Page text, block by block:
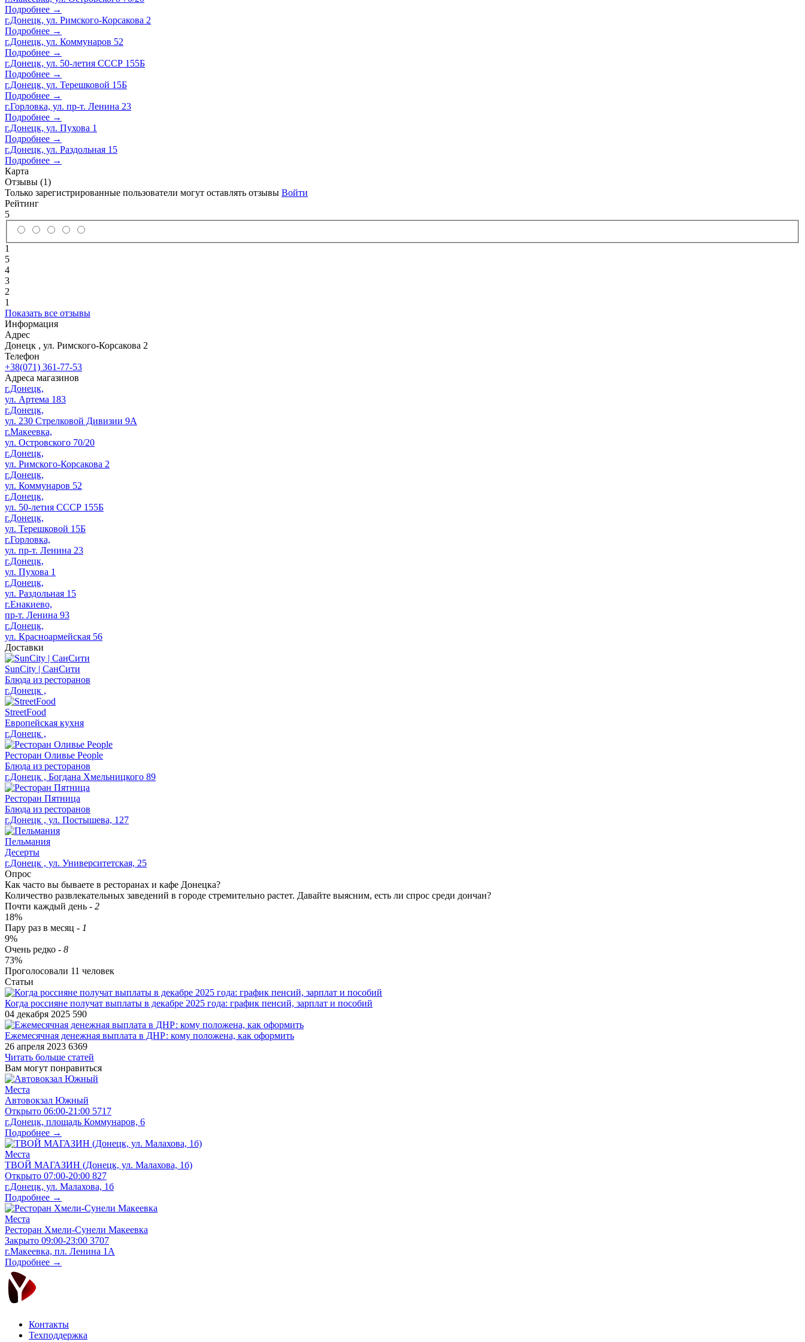
Подробнее →
г.Донецк, ул. Римского-Корсакова 2
Подробнее →
г.Донецк, ул. Коммунаров 52
Подробнее →
г.Донецк, ул. 50-летия СССР 155Б
Подробнее →
г.Донецк, ул. Терешковой 15Б
Подробнее →
г.Горловка, ул. пр-т. Ленина 23
Подробнее →
г.Донецк, ул. Пухова 1
Подробнее →
г.Донецк, ул. Раздольная 15
Подробнее →
Карта
Отзывы (1)
Только зарегистрированные пользователи могут оставлять отзывы Войти
Рейтинг
5
1
5
4
3
2
1
Показать все отзывы
Информация
Адрес
Донецк , ул. Римского-Корсакова 2
Телефон
+38(071) 361-77-53
Адреса магазинов
г.Донецк,
ул. Артема 183
г.Донецк,
ул. 230 Стрелковой Дивизии 9А
г.Макеевка,
ул. Островского 70/20
г.Донецк,
ул. Римского-Корсакова 2
г.Донецк,
ул. Коммунаров 52
г.Донецк,
ул. 50-летия СССР 155Б
г.Донецк,
ул. Терешковой 15Б
г.Горловка,
ул. пр-т. Ленина 23
г.Донецк,
ул. Пухова 1
г.Донецк,
ул. Раздольная 15
г.Енакиево,
пр-т. Ленина 93
г.Донецк,
ул. Красноармейская 56
Доставки
SunCity | СанСити
Блюда из ресторанов
г.Донецк ,
StreetFood
Европейская кухня
г.Донецк ,
Ресторан Оливье People
Блюда из ресторанов
г.Донецк , Богдана Хмельницкого 89
Ресторан Пятница
Блюда из ресторанов
г.Донецк , ул. Постышева, 127
Пельмания
Десерты
г.Донецк , ул. Университетская, 25
Опрос
Как часто вы бываете в ресторанах и кафе Донецка?
Количество развлекательных заведений в городе стремительно растет. Давайте выясним, есть ли спрос среди дончан?
Почти каждый день - 2
18%
Пару раз в месяц - 1
9%
Очень редко - 8
73%
Проголосовали 11 человек
Статьи
Когда россияне получат выплаты в декабре 2025 года: график пенсий, зарплат и пособий
04 декабря 2025 590
Ежемесячная денежная выплата в ДНР: кому положена, как оформить
26 апреля 2023 6369
Читать больше статей
Вам могут понравиться
Места
Автовокзал Южный
Открыто 06:00-21:00 5717
г.Донецк, площадь Коммунаров, 6
Подробнее →
Места
ТВОЙ МАГАЗИН (Донецк, ул. Малахова, 1б)
Открыто 07:00-20:00 827
г.Донецк, ул. Малахова, 1б
Подробнее →
Места
Ресторан Хмели-Сунели Макеевка
Закрыто 09:00-23:00 3707
г.Макеевка, пл. Ленина 1А
Подробнее →
Контакты
Техподдержка